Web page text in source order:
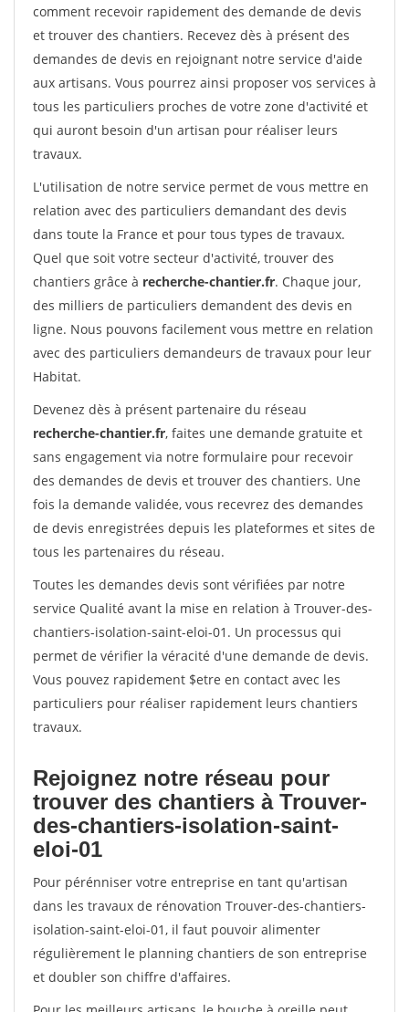
comment recevoir rapidement des demande de devis
et trouver des chantiers. Recevez dès à présent des
demandes de devis en rejoignant notre service d'aide
aux artisans. Vous pourrez ainsi proposer vos services à
tous les particuliers proches de votre zone d'activité et
qui auront besoin d'un artisan pour réaliser leurs
travaux.
L'utilisation de notre service permet de vous mettre en
relation avec des particuliers demandant des devis
dans toute la France et pour tous types de travaux.
Quel que soit votre secteur d'activité, trouver des
chantiers grâce à recherche-chantier.fr. Chaque jour,
des milliers de particuliers demandent des devis en
ligne. Nous pouvons facilement vous mettre en relation
avec des particuliers demandeurs de travaux pour leur
Habitat.
Devenez dès à présent partenaire du réseau
recherche-chantier.fr, faites une demande gratuite et
sans engagement via notre formulaire pour recevoir
des demandes de devis et trouver des chantiers. Une
fois la demande validée, vous recevrez des demandes
de devis enregistrées depuis les plateformes et sites de
tous les partenaires du réseau.
Toutes les demandes devis sont vérifiées par notre
service Qualité avant la mise en relation à Trouver-des-
chantiers-isolation-saint-eloi-01. Un processus qui
permet de vérifier la véracité d'une demande de devis.
Vous pouvez rapidement $etre en contact avec les
particuliers pour réaliser rapidement leurs chantiers
travaux.
Rejoignez notre réseau pour
trouver des chantiers à Trouver-
des-chantiers-isolation-saint-
eloi-01
Pour pérénniser votre entreprise en tant qu'artisan
dans les travaux de rénovation Trouver-des-chantiers-
isolation-saint-eloi-01, il faut pouvoir alimenter
régulièrement le planning chantiers de son entreprise
et doubler son chiffre d'affaires.